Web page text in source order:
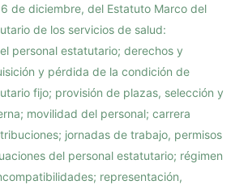
de diciembre, del Estatuto Marco del
de los servicios de salud:
personal estatutario; derechos y
y pérdida de la condición de
fijo; provisión de plazas, selección y
movilidad del personal; carrera
jornadas de trabajo, permisos
del personal estatutario; régimen
representación,